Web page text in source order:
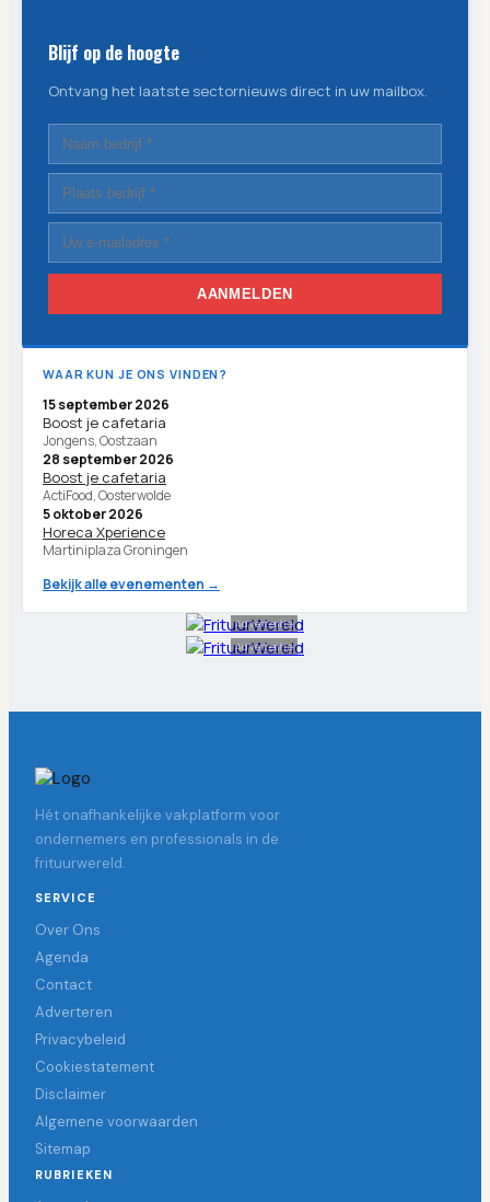
Blijf op de hoogte
Ontvang het laatste sectornieuws direct in uw mailbox.
AANMELDEN
WAAR KUN JE ONS VINDEN?
15 september 2026
Boost je cafetaria
Jongens, Oostzaan
28 september 2026
Boost je cafetaria
ActiFood, Oosterwolde
5 oktober 2026
Horeca Xperience
Martiniplaza Groningen
Bekijk alle evenementen →
Advertentie
Advertentie
Hét onafhankelijke vakplatform voor
ondernemers en professionals in de
frituurwereld.
SERVICE
Over Ons
Agenda
Contact
Adverteren
Privacybeleid
Cookiestatement
Disclaimer
Algemene voorwaarden
Sitemap
RUBRIEKEN